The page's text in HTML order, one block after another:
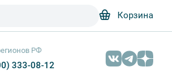
Корзина
РФ
333-08-12